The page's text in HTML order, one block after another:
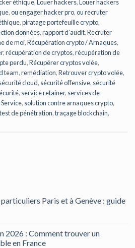
éthique,Louer hackers,Louer hackers
,ou engager hacker pro,ou recruter
,piratage portefeuille crypto,
données,rapport d’audit,Recruter
de moi,Récupération crypto / Arnaques,
,récupération de cryptos,récupération de
perdu,Récupérer cryptos volée,
team,remédiation,Retrouver crypto volée,
cloud, sécurité offensive, sécurité
, service retainer, services de
Service, solution contre arnaques crypto,
test de pénétration,traçage blockchain,
Paris et à Genève : guide
2026 : Comment trouver un
en France